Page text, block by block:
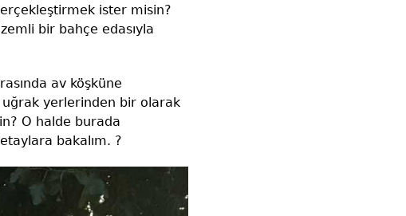
ister misin?
bir bahçe edasıyla
av köşküne
yerlerinden bir olarak
O halde burada
bakalım. ?